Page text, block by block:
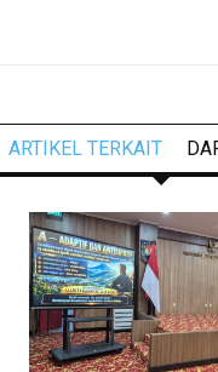
ARTIKEL TERKAIT